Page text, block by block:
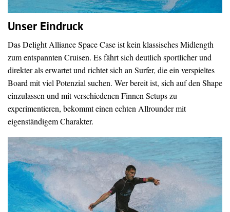
Unser Eindruck
Das Delight Alliance Space Case ist kein klassisches Midlength
zum entspannten Cruisen. Es fährt sich deutlich sportlicher und
direkter als erwartet und richtet sich an Surfer, die ein verspieltes
Board mit viel Potenzial suchen. Wer bereit ist, sich auf den Shape
einzulassen und mit verschiedenen Finnen Setups zu
experimentieren, bekommt einen echten Allrounder mit
eigenständigem Charakter.